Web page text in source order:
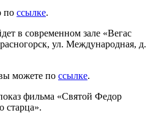
по ссылке.
в современном зале «Вегас
ул. Международная, д.
можете по ссылке.
фильма «Святой Федор
старца».